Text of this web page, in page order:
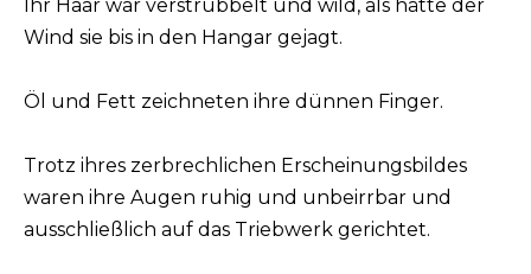
Ihr Haar war verstrubbelt und wild, als hätte der
Wind sie bis in den Hangar gejagt.
Öl und Fett zeichneten ihre dünnen Finger.
Trotz ihres zerbrechlichen Erscheinungsbildes
waren ihre Augen ruhig und unbeirrbar und
ausschließlich auf das Triebwerk gerichtet.